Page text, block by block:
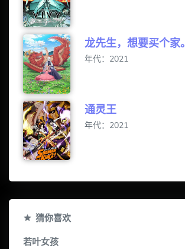
龙先生，想要买个家。
年代：2021
通灵王
年代：2021
猜你喜欢
若叶女孩